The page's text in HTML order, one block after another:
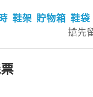
鞋架 貯物箱 鞋袋
搶先